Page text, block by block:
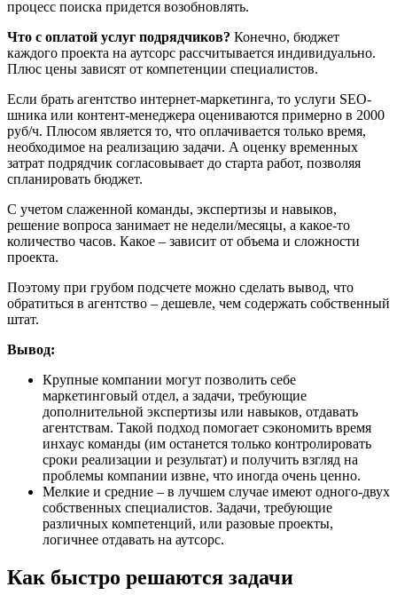
процесс поиска придется возобновлять.
Что с оплатой услуг подрядчиков? Конечно, бюджет
каждого проекта на аутсорс рассчитывается индивидуально.
Плюс цены зависят от компетенции специалистов.
Если брать агентство интернет-маркетинга, то услуги SEO-
шника или контент-менеджера оцениваются примерно в 2000
руб/ч. Плюсом является то, что оплачивается только время,
необходимое на реализацию задачи. А оценку временных
затрат подрядчик согласовывает до старта работ, позволяя
спланировать бюджет.
С учетом слаженной команды, экспертизы и навыков,
решение вопроса занимает не недели/месяцы, а какое-то
количество часов. Какое – зависит от объема и сложности
проекта.
Поэтому при грубом подсчете можно сделать вывод, что
обратиться в агентство – дешевле, чем содержать собственный
штат.
Вывод:
Крупные компании могут позволить себе
маркетинговый отдел, а задачи, требующие
дополнительной экспертизы или навыков, отдавать
агентствам. Такой подход помогает сэкономить время
инхаус команды (им останется только контролировать
сроки реализации и результат) и получить взгляд на
проблемы компании извне, что иногда очень ценно.
Мелкие и средние – в лучшем случае имеют одного-двух
собственных специалистов. Задачи, требующие
различных компетенций, или разовые проекты,
логичнее отдавать на аутсорс.
Как быстро решаются задачи